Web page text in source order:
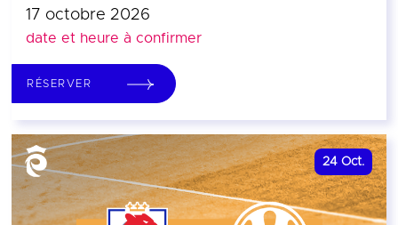
17 octobre 2026
date et heure à confirmer
RÉSERVER
24 Oct.